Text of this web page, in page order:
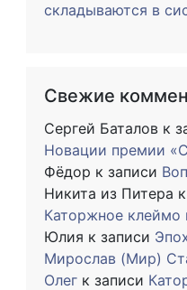
складываются в
Свежие
Сергей Баталов к
Новации премии
Фёдор к записи
Никита из Питера
Каторжное клеймо
Юлия к записи
Мирослав (Мир)
Олег к записи